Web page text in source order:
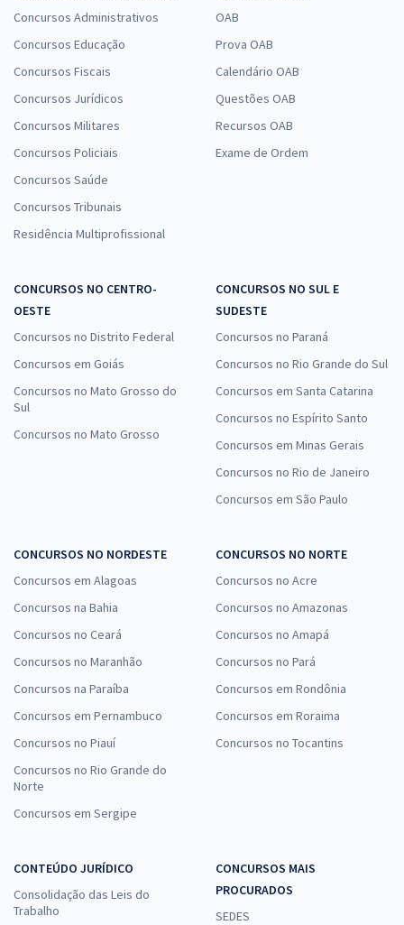
Concursos Administrativos
Concursos Educação
Concursos Fiscais
Concursos Jurídicos
Concursos Militares
Concursos Policiais
Concursos Saúde
Concursos Tribunais
Residência Multiprofissional
OAB
Prova OAB
Calendário OAB
Questões OAB
Recursos OAB
Exame de Ordem
CONCURSOS NO CENTRO-
OESTE
Concursos no Distrito Federal
Concursos em Goiás
Concursos no Mato Grosso do
Sul
Concursos no Mato Grosso
CONCURSOS NO SUL E
SUDESTE
Concursos no Paraná
Concursos no Rio Grande do Sul
Concursos em Santa Catarina
Concursos no Espírito Santo
Concursos em Minas Gerais
Concursos no Rio de Janeiro
Concursos em São Paulo
CONCURSOS NO NORDESTE
Concursos em Alagoas
Concursos na Bahia
Concursos no Ceará
Concursos no Maranhão
Concursos na Paraíba
Concursos em Pernambuco
Concursos no Piauí
Concursos no Rio Grande do
Norte
Concursos em Sergipe
CONCURSOS NO NORTE
Concursos no Acre
Concursos no Amazonas
Concursos no Amapá
Concursos no Pará
Concursos em Rondônia
Concursos em Roraima
Concursos no Tocantins
CONTEÚDO JURÍDICO
Consolidação das Leis do
Trabalho
CONCURSOS MAIS
PROCURADOS
SEDES